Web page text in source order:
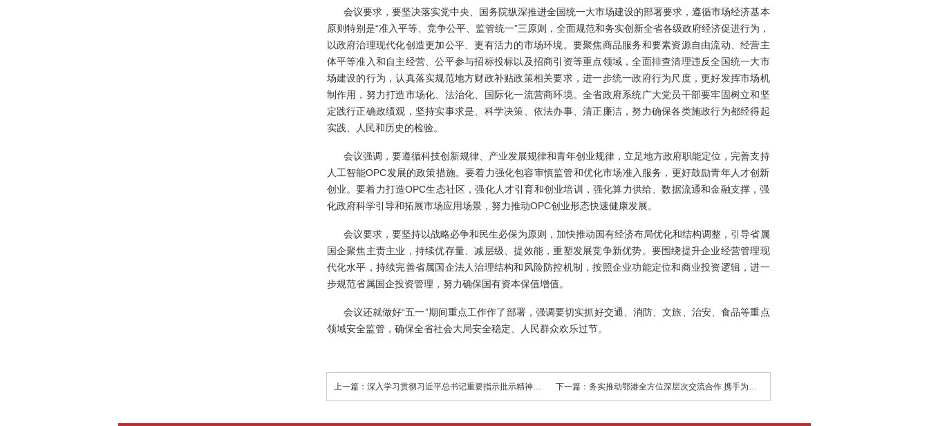
会议要求，要坚决落实党中央、国务院纵深推进全国统一大市场建设的部署要求，遵循市场经济基本
原则特别是“准入平等、竞争公平、监管统一”三原则，全面规范和务实创新全省各级政府经济促进行为，
以政府治理现代化创造更加公平、更有活力的市场环境。要聚焦商品服务和要素资源自由流动、经营主
体平等准入和自主经营、公平参与招标投标以及招商引资等重点领域，全面排查清理违反全国统一大市
场建设的行为，认真落实规范地方财政补贴政策相关要求，进一步统一政府行为尺度，更好发挥市场机
制作用，努力打造市场化、法治化、国际化一流营商环境。全省政府系统广大党员干部要牢固树立和坚
定践行正确政绩观，坚持实事求是、科学决策、依法办事、清正廉洁，努力确保各类施政行为都经得起
实践、人民和历史的检验。
会议强调，要遵循科技创新规律、产业发展规律和青年创业规律，立足地方政府职能定位，完善支持
人工智能OPC发展的政策措施。要着力强化包容审慎监管和优化市场准入服务，更好鼓励青年人才创新
创业。要着力打造OPC生态社区，强化人才引育和创业培训，强化算力供给、数据流通和金融支撑，强
化政府科学引导和拓展市场应用场景，努力推动OPC创业形态快速健康发展。
会议要求，要坚持以战略必争和民生必保为原则，加快推动国有经济布局优化和结构调整，引导省属
国企聚焦主责主业，持续优存量、减层级、提效能，重塑发展竞争新优势。要围绕提升企业经营管理现
代化水平，持续完善省属国企法人治理结构和风险防控机制，按照企业功能定位和商业投资逻辑，进一
步规范省属国企投资管理，努力确保国有资本保值增值。
会议还就做好“五一”期间重点工作作了部署，强调要切实抓好交通、消防、文旅、治安、食品等重点
领域安全监管，确保全省社会大局安全稳定、人民群众欢乐过节。
上一篇：深入学习贯彻习近平总书记重要指示批示精神以“时时放心不下”的责任感抓细抓实安全生产工作 下一篇：务实推动鄂港全方位深层次交流合作 携手为中国式现代化作出新的更大贡献